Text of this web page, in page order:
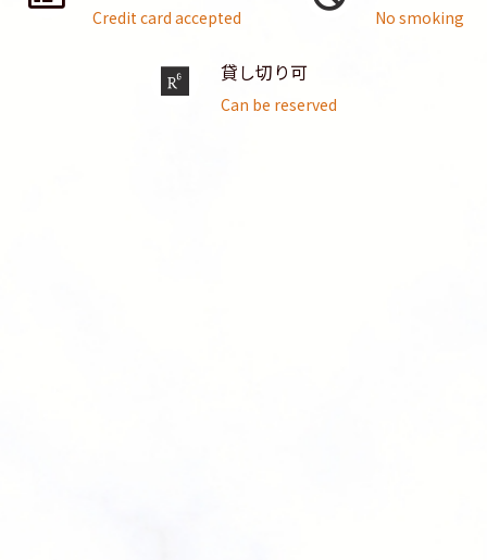
Credit card accepted No smoking
貸し切り可
Can be reserved